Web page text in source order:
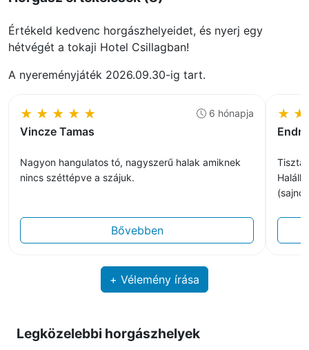
Értékeld kedvenc horgászhelyeidet, és nyerj egy
hétvégét a tokaji Hotel Csillagban!
A nyereményjáték 2026.09.30-ig tart.
★ ★ ★ ★ ★
Vincze Tamas
6 hónapja
Nagyon hangulatos tó, nagyszerű halak amiknek
nincs széttépve a szájuk.
Bővebben
★ ★
Halállománya jó.
+ Vélemény írása
Legközelebbi horgászhelyek